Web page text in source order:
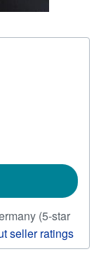
(5-star